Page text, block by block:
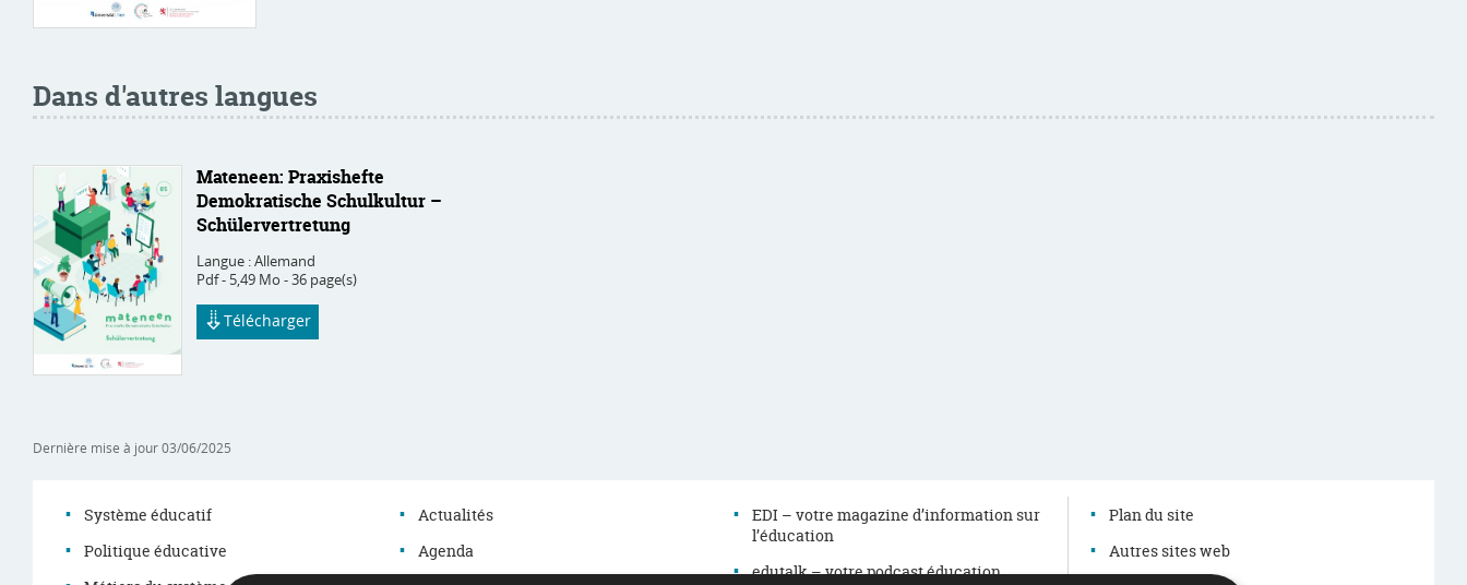
Dans d'autres langues
Mateneen: Praxishefte
Demokratische Schulkultur –
Schülervertretung
Langue :Allemand
Pdf - 5,49 Mo - 36 page(s)
Télécharger
Dernière mise à jour03/06/2025
Système éducatif
Politique éducative
Actualités
Agenda
EDI – votre magazine d’information sur
l’éducation
edutalk – votre podcast éducation
Plan du site
Autres sites web